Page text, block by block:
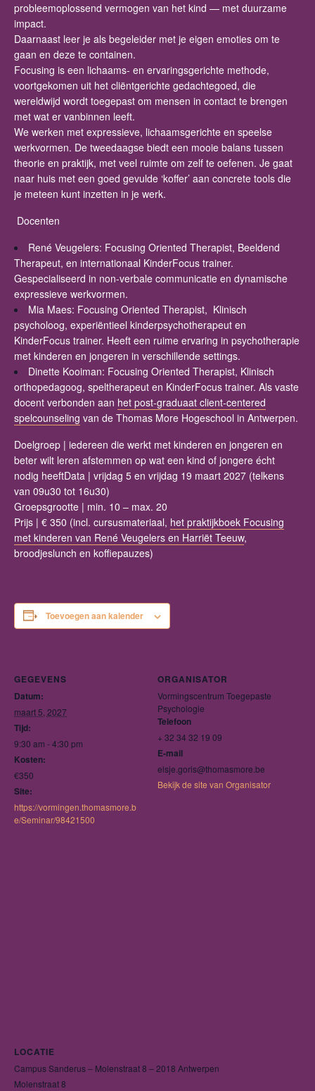
probleemoplossend vermogen van het kind — met duurzame
impact.
Daarnaast leer je als begeleider met je eigen emoties om te
gaan en deze te containen.
Focusing is een lichaams- en ervaringsgerichte methode,
voortgekomen uit het cliëntgerichte gedachtegoed, die
wereldwijd wordt toegepast om mensen in contact te brengen
met wat er vanbinnen leeft.
We werken met expressieve, lichaamsgerichte en speelse
werkvormen. De tweedaagse biedt een mooie balans tussen
theorie en praktijk, met veel ruimte om zelf te oefenen. Je gaat
naar huis met een goed gevulde ‘koffer’ aan concrete tools die
je meteen kunt inzetten in je werk.
Docenten
René Veugelers: Focusing Oriented Therapist, Beeldend
Therapeut, en internationaal KinderFocus trainer.
Gespecialiseerd in non-verbale communicatie en dynamische
expressieve werkvormen.
Mia Maes: Focusing Oriented Therapist, Klinisch
psycholoog, experiëntieel kinderpsychotherapeut en
KinderFocus trainer. Heeft een ruime ervaring in psychotherapie
met kinderen en jongeren in verschillende settings.
Dinette Kooiman: Focusing Oriented Therapist, Klinisch
orthopedagoog, speltherapeut en KinderFocus trainer. Als vaste
docent verbonden aan het post-graduaat client-centered
spelcounseling van de Thomas More Hogeschool in Antwerpen.
Doelgroep | iedereen die werkt met kinderen en jongeren en
beter wilt leren afstemmen op wat een kind of jongere écht
nodig heeftData | vrijdag 5 en vrijdag 19 maart 2027 (telkens
van 09u30 tot 16u30)
Groepsgrootte | min. 10 – max. 20
Prijs | € 350 (incl. cursusmateriaal, het praktijkboek Focusing
met kinderen van René Veugelers en Harriët Teeuw,
broodjeslunch en koffiepauzes)
Toevoegen aan kalender
GEGEVENS
Datum:
maart 5, 2027
Tijd:
9:30 am - 4:30 pm
Kosten:
€350
Site:
https://vormingen.thomasmore.b
e/Seminar/98421500
ORGANISATOR
Vormingscentrum Toegepaste
Psychologie
Telefoon
+ 32 34 32 19 09
E-mail
elsje.goris@thomasmore.be
Bekijk de site van Organisator
LOCATIE
Campus Sanderus – Molenstraat 8 – 2018 Antwerpen
Molenstraat 8